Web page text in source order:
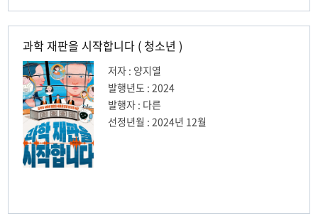
과학 재판을 시작합니다 ( 청소년 )
저자 : 양지열
발행년도 : 2024
발행자 : 다른
선정년월 : 2024년 12월